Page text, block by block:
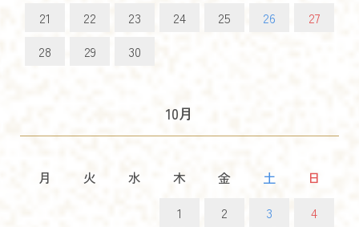
21
22 23 24 25 26
27
28
29 30
10月
月 火 水 木 金 土
日
1
2 3
4